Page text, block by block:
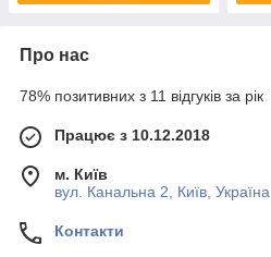
Про нас
78% позитивних з 11 відгуків за рік
Працює з 10.12.2018
м. Київ
вул. Канальна 2, Київ, Україна
Контакти